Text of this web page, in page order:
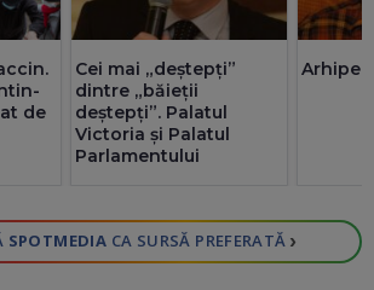
de
Cei mai „deștepți”
dintre „băieții
deștepți”. Palatul
Victoria și Palatul
Parlamentului
SPOTMEDIA CA SURSĂ PREFERATĂ ›